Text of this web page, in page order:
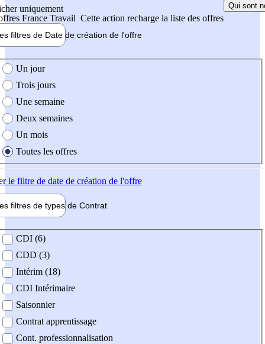
uniquement
France Travail Cette action recharge la liste des offres
Qui sont
filtres de Date de création de l'offre
création de l'offre
Un jour
Trois jours
Une semaine
Deux semaines
Un mois
Toutes les offres
le filtre de date de création de l'offre
filtres de types de Contrat
contrat
CDI (6)
CDD (3)
Intérim (18)
CDI Intérimaire
Saisonnier
Contrat apprentissage
Cont. professionnalisation